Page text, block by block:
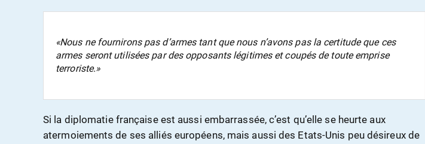
«Nous ne fournirons pas d’armes tant que nous n’avons pas la certitude que ces
armes seront utilisées par des opposants légitimes et coupés de toute emprise
terroriste.»
Si la diplomatie française est aussi embarrassée, c’est qu’elle se heurte aux
atermoiements de ses alliés européens, mais aussi des Etats-Unis peu désireux de